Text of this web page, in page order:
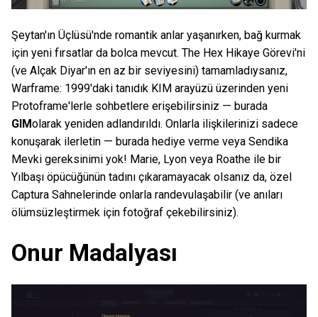
Şeytan'ın Üçlüsü'nde romantik anlar yaşanırken, bağ kurmak
için yeni fırsatlar da bolca mevcut. The Hex Hikaye Görevi'ni
(ve Alçak Diyar'ın en az bir seviyesini) tamamladıysanız,
Warframe: 1999'daki tanıdık KIM arayüzü üzerinden yeni
Protoframe'lerle sohbetlere erişebilirsiniz — burada
GIMolarak yeniden adlandırıldı. Onlarla ilişkilerinizi sadece
konuşarak ilerletin — burada hediye verme veya Sendika
Mevki gereksinimi yok! Marie, Lyon veya Roathe ile bir
Yılbaşı öpücüğünün tadını çıkaramayacak olsanız da, özel
Captura Sahnelerinde onlarla randevulaşabilir (ve anıları
ölümsüzleştirmek için fotoğraf çekebilirsiniz).
Onur Madalyası